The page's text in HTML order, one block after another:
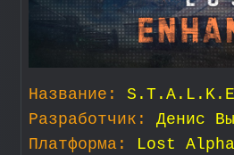
Название:
Разработчик:
Денис
Платформа:
Lost